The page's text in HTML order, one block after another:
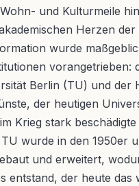
und Kulturmeile
Herzen der
wurde
vorangetrieben:
Berlin (TU) und der
der heutigen
Krieg stark beschädigte
wurde in den 1950er
und erweitert,
entstand, der heute das